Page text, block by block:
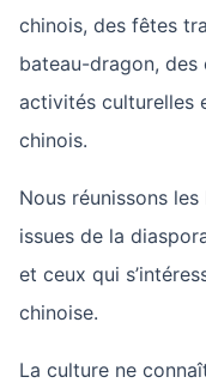
chinois, des fêtes
bateau-dragon,
activités culturelles
chinois.
Nous réunissons
issues de la
et ceux qui
chinoise.
La culture ne